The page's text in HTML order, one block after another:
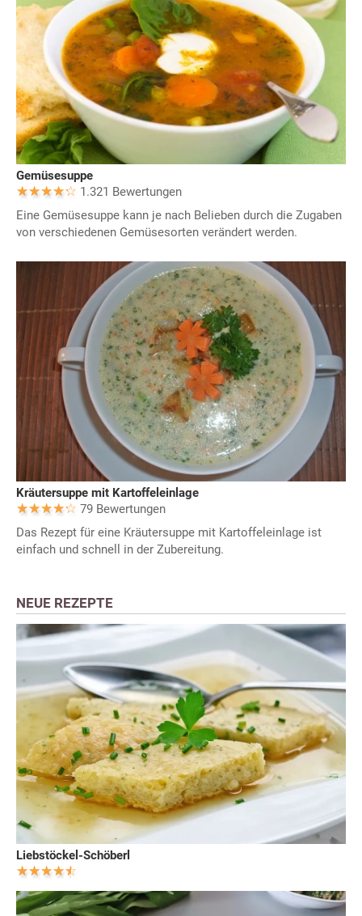
Gemüsesuppe
1.321 Bewertungen
Eine Gemüsesuppe kann je nach Belieben durch die Zugaben
von verschiedenen Gemüsesorten verändert werden.
Kräutersuppe mit Kartoffeleinlage
79 Bewertungen
Das Rezept für eine Kräutersuppe mit Kartoffeleinlage ist
einfach und schnell in der Zubereitung.
NEUE REZEPTE
Liebstöckel-Schöberl